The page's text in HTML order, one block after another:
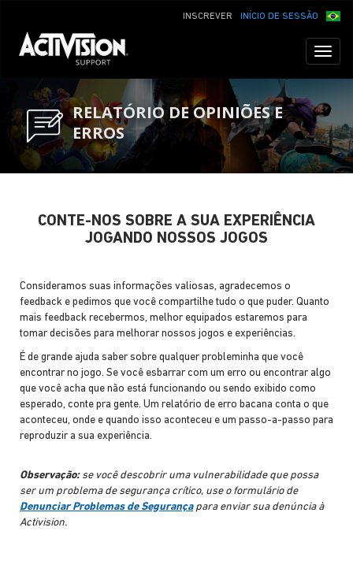
INÍCIO DE SESSÃO
INSCREVER
RELATÓRIO DE OPINIÕES E
ERROS
CONTE-NOS SOBRE A SUA EXPERIÊNCIA
JOGANDO NOSSOS JOGOS
Consideramos suas informações valiosas, agradecemos o
feedback e pedimos que você compartilhe tudo o que puder. Quanto
mais feedback recebermos, melhor equipados estaremos para
tomar decisões para melhorar nossos jogos e experiências.
É de grande ajuda saber sobre qualquer probleminha que você
encontrar no jogo. Se você esbarrar com um erro ou encontrar algo
que você acha que não está funcionando ou sendo exibido como
esperado, conte pra gente. Um relatório de erro bacana conta o que
aconteceu, onde e quando isso aconteceu e um passo-a-passo para
reproduzir a sua experiência.
Observação:se você descobrir uma vulnerabilidade que possa
ser um problema de segurança crítico, use o formulário de
Denunciar Problemas de Segurançapara enviar sua denúncia à
Activision.